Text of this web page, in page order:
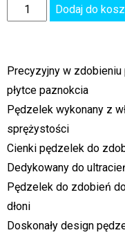
Dodaj do
Precyzyjny w
płytce paznokcia
Pędzelek wykonany z
sprężystości
Cienki pędzelek do
Dedykowany do
Pędzelek do zdobień
dłoni
Doskonały design